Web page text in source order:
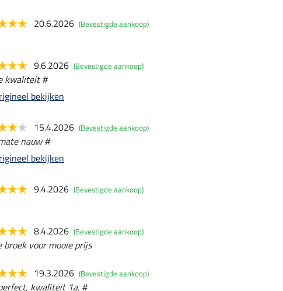
20.6.2026 (Bevestigde aankoop)
9.6.2026 (Bevestigde aankoop)
kwaliteit #
bekijken
15.4.2026 (Bevestigde aankoop)
nauw #
bekijken
9.4.2026 (Bevestigde aankoop)
8.4.2026 (Bevestigde aankoop)
broek voor mooie prijs
19.3.2026 (Bevestigde aankoop)
kwaliteit 1a. #